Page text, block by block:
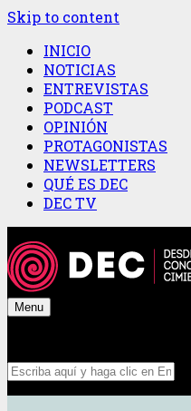
Skip to content
INICIO
NOTICIAS
ENTREVISTAS
PODCAST
OPINIÓN
PROTAGONISTAS
NEWSLETTERS
QUÉ ES DEC
DEC TV
Menu